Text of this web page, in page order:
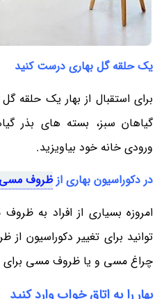
یک حلقه گل بهاری درست کنید
برای استقبال از بهار یک حلقه
گیاهان سبز، بسته های بذر
ورودی خانه خود بیاویزید.
در دکوراسیون بهاری ازظروف مسی
امروزه بسیاری از افراد به
توانید برای تغییر دکوراسیون
چراغ مسی و یا ظروف مسی برای
بهار را به اتاق خواب وارد کنید